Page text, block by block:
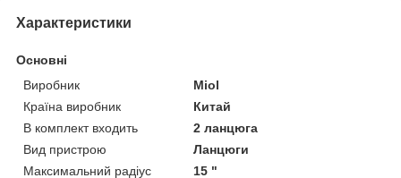
Характеристики
Основні
Виробник
Miol
Країна виробник
Китай
В комплект входить
2 ланцюга
Вид пристрою
Ланцюги
Максимальний радіус
15 "